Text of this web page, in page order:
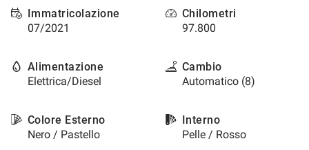
Immatricolazione
07/2021
Chilometri
97.800
Alimentazione
Elettrica/Diesel
Cambio
Automatico (8)
Colore Esterno
Nero / Pastello
Interno
Pelle / Rosso
Per
ottenere
sull'utilità
di
questi